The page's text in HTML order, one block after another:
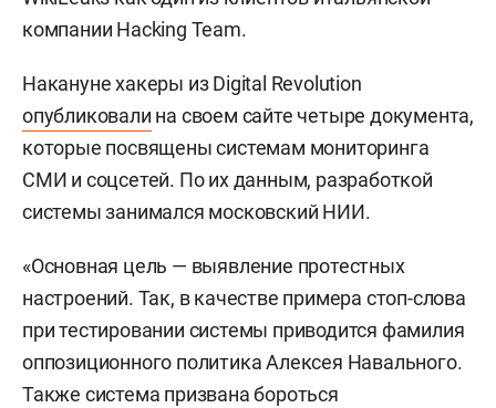
компании Hacking Team.
Накануне хакеры из Digital Revolution
опубликовали на своем сайте четыре документа,
которые посвящены системам мониторинга
СМИ и соцсетей. По их данным, разработкой
системы занимался московский НИИ.
«Основная цель — выявление протестных
настроений. Так, в качестве примера стоп-слова
при тестировании системы приводится фамилия
оппозиционного политика Алексея Навального.
Также система призвана бороться